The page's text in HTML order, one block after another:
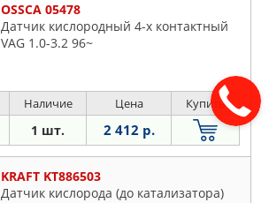
OSSCA 05478
Датчик кислородный 4-х контактный
VAG 1.0-3.2 96~
Наличие Цена Купить
1 шт. 2 412 р.
KRAFT KT886503
Датчик кислорода (до катализатора)